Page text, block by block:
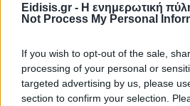
Eidisis.gr - Η ενημερωτική
Not Process My Personal
If you wish to opt-out of the sale,
processing of your personal or
targeted advertising by us, please
section to confirm your selection.